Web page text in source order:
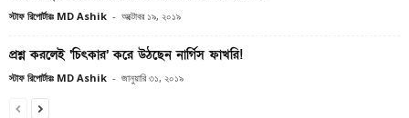
স্টাফ রিপোর্টারঃ MD Ashik - অক্টোবর ১৯, ২০১৯
প্রশ্ন করলেই ‘চিৎকার’ করে উঠছেন নার্গিস ফাখরি!
স্টাফ রিপোর্টারঃ MD Ashik - জানুয়ারি ৩১, ২০১৯